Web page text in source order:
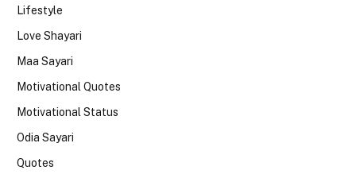
Lifestyle
Love Shayari
Maa Sayari
Motivational Quotes
Motivational Status
Odia Sayari
Quotes